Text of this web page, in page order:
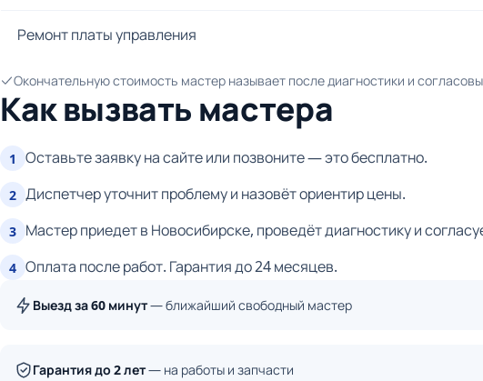
Ремонт платы управления
Окончательную стоимость мастер называет после диагностики и
Как вызвать мастера
1 Оставьте заявку на сайте или позвоните — это бесплатно.
2 Диспетчер уточнит проблему и назовёт ориентир цены.
3 Мастер приедет в Новосибирске, проведёт диагностику и
4 Оплата после работ. Гарантия до 24 месяцев.
Выезд за 60 минут— ближайший свободный мастер
Гарантия до 2 лет— на работы и запчасти